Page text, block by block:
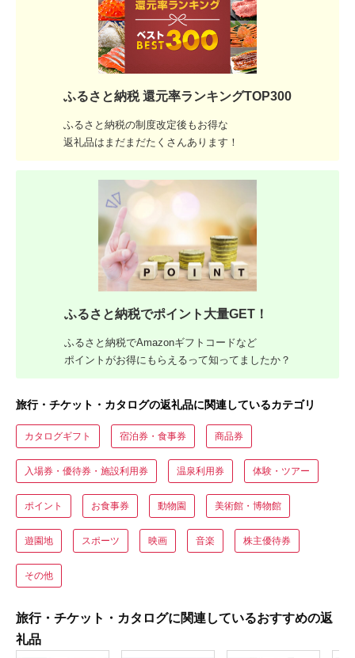
ふるさと納税 還元率ランキングTOP300
ふるさと納税の制度改定後もお得な
返礼品はまだまだたくさんあります！
ふるさと納税でポイント大量GET！
ふるさと納税でAmazonギフトコードなど
ポイントがお得にもらえるって知ってましたか？
旅行・チケット・カタログの返礼品に関連しているカテゴリ
カタログギフト 宿泊券・食事券 商品券
入場券・優待券・施設利用券 温泉利用券 体験・ツアー
ポイント お食事券 動物園 美術館・博物館
遊園地 スポーツ 映画 音楽 株主優待券
その他
旅行・チケット・カタログに関連しているおすすめの返
礼品